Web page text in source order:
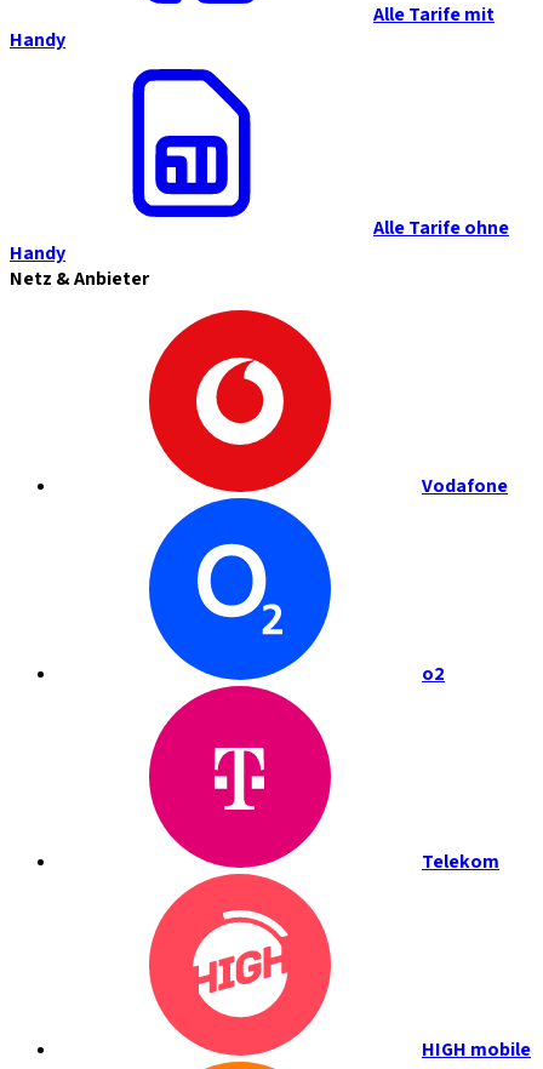
Alle Tarife mit
Handy
Alle Tarife ohne
Handy
Netz & Anbieter
Vodafone
o2
Telekom
HIGH mobile